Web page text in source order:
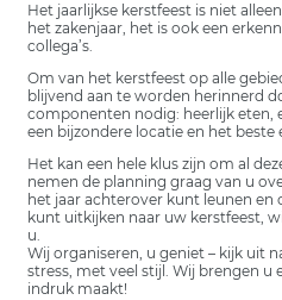
Het jaarlijkse kerstfeest is niet
het zakenjaar, het is ook een
collega’s.
Om van het kerstfeest op alle
blijvend aan te worden herinnerd
componenten nodig: heerlijk eten,
een bijzondere locatie en het
Het kan een hele klus zijn om al
nemen de planning graag van u
het jaar achterover kunt leunen
kunt uitkijken naar uw kerstfeest,
u.
Wij organiseren, u geniet – kijk uit
stress, met veel stijl. Wij brengen u
indruk maakt!